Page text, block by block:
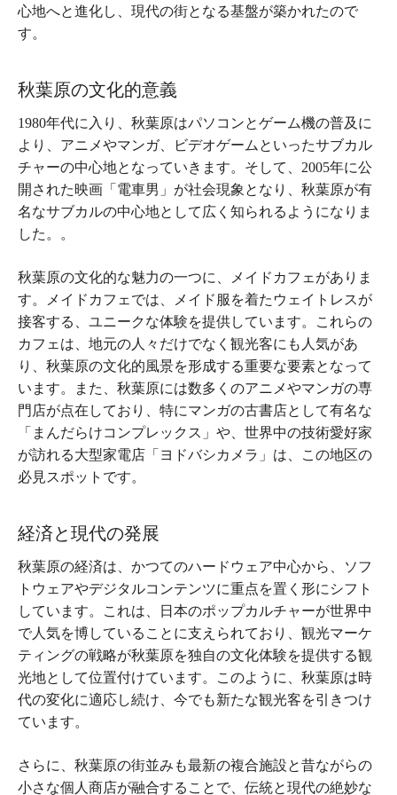
心地へと進化し、現代の街となる基盤が築かれたので
す。
秋葉原の文化的意義
1980年代に入り、秋葉原はパソコンとゲーム機の普及に
より、アニメやマンガ、ビデオゲームといったサブカル
チャーの中心地となっていきます。そして、2005年に公
開された映画「電車男」が社会現象となり、秋葉原が有
名なサブカルの中心地として広く知られるようになりま
した。。
秋葉原の文化的な魅力の一つに、メイドカフェがありま
す。メイドカフェでは、メイド服を着たウェイトレスが
接客する、ユニークな体験を提供しています。これらの
カフェは、地元の人々だけでなく観光客にも人気があ
り、秋葉原の文化的風景を形成する重要な要素となって
います。また、秋葉原には数多くのアニメやマンガの専
門店が点在しており、特にマンガの古書店として有名な
「まんだらけコンプレックス」や、世界中の技術愛好家
が訪れる大型家電店「ヨドバシカメラ」は、この地区の
必見スポットです。
経済と現代の発展
秋葉原の経済は、かつてのハードウェア中心から、ソフ
トウェアやデジタルコンテンツに重点を置く形にシフト
しています。これは、日本のポップカルチャーが世界中
で人気を博していることに支えられており、観光マーケ
ティングの戦略が秋葉原を独自の文化体験を提供する観
光地として位置付けています。このように、秋葉原は時
代の変化に適応し続け、今でも新たな観光客を引きつけ
ています。
さらに、秋葉原の街並みも最新の複合施設と昔ながらの
小さな個人商店が融合することで、伝統と現代の絶妙な